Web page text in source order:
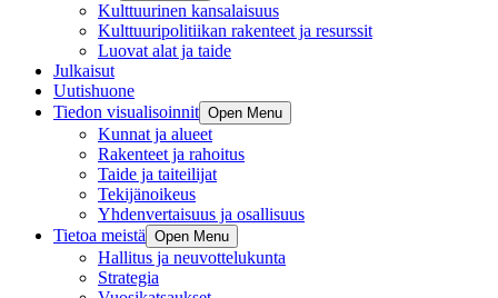
Kulttuurinen kansalaisuus
Kulttuuripolitiikan rakenteet ja resurssit
Luovat alat ja taide
Julkaisut
Uutishuone
Tiedon visualisoinnit Open Menu
Kunnat ja alueet
Rakenteet ja rahoitus
Taide ja taiteilijat
Tekijänoikeus
Yhdenvertaisuus ja osallisuus
Tietoa meistä Open Menu
Hallitus ja neuvottelukunta
Strategia